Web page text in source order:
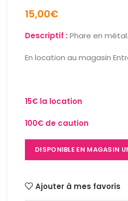
15,00€
Descriptif :Phare en métal.
En location au magasin
15€ la location
100€ de caution
DISPONIBLE EN MAGASIN
Ajouter à mes favoris